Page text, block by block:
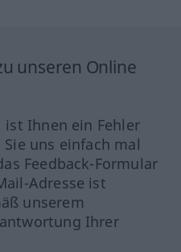
unseren Online
ist Ihnen ein Fehler
uns einfach mal
Feedback-Formular
Adresse ist
unserem
Ihrer